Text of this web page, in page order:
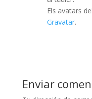
Els avatars
Gravatar.
Enviar